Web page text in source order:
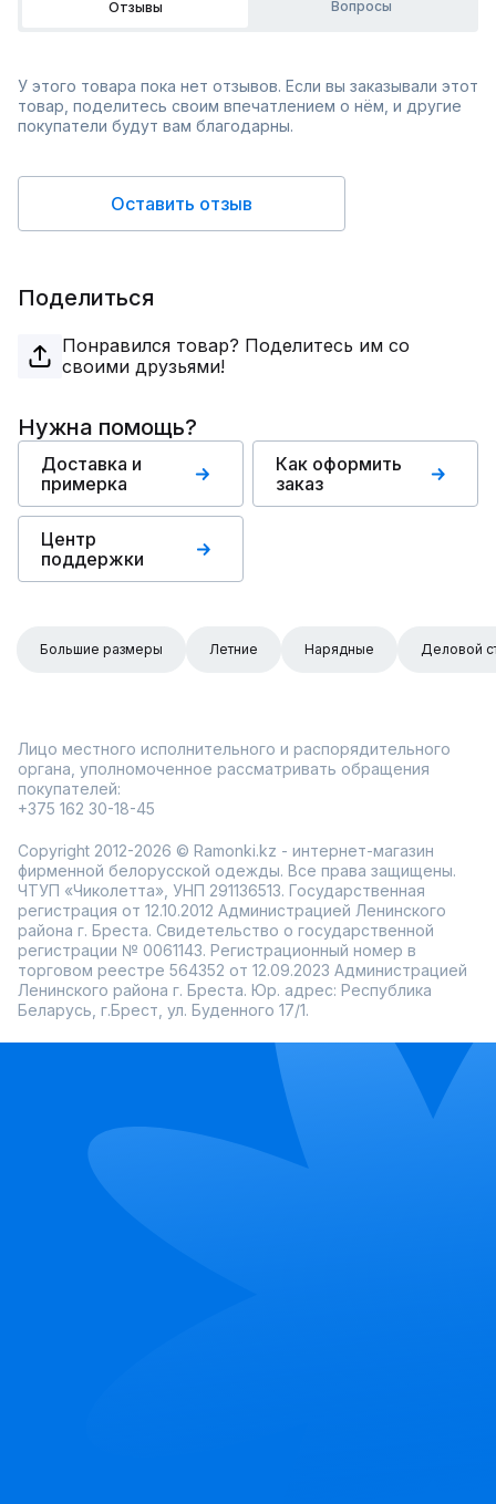
Отзывы Вопросы
У этого товара пока нет отзывов. Если вы заказывали этот
товар, поделитесь своим впечатлением о нём, и другие
покупатели будут вам благодарны.
Оставить отзыв
Поделиться
Понравился товар? Поделитесь им со
своими друзьями!
Нужна помощь?
Доставка и
примерка
Как оформить
заказ
Центр
поддержки
Большие размеры Летние Нарядные Деловой
Лицо местного исполнительного и распорядительного
органа, уполномоченное рассматривать обращения
покупателей:
+375 162 30-18-45
Copyright 2012-2026 © Ramonki.kz - интернет-магазин
фирменной белорусской одежды. Все права защищены.
ЧТУП «Чиколетта», УНП 291136513. Государственная
регистрация от 12.10.2012 Администрацией Ленинского
района г. Бреста. Свидетельство о государственной
регистрации № 0061143. Регистрационный номер в
торговом реестре 564352 от 12.09.2023 Администрацией
Ленинского района г. Бреста. Юр. адрес: Республика
Беларусь, г.Брест, ул. Буденного 17/1.